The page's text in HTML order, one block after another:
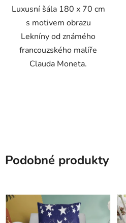
Luxusní šála 180 x 70 cm
s motivem obrazu
Lekníny od známého
francouzského malíře
Clauda Moneta.
Podobné produkty